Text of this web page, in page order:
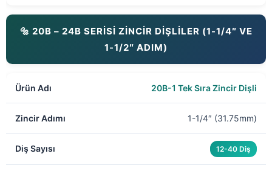
🔩 20B – 24B SERİSİ ZİNCİR DİŞLİLER (1-1/4″ VE
1-1/2″ ADIM)
20B-1 Tek Sıra Zincir Dişli
1-1/4″ (31.75mm)
12-40 Diş